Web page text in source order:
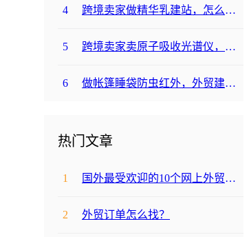
4 跨境卖家做精华乳建站，怎么选合适提升转化？
5 跨境卖家卖原子吸收光谱仪，选哪个建站平台合适？
6 做帐篷睡袋防虫红外，外贸建站平台哪个合适？
热门文章
1 国外最受欢迎的10个网上外贸购物网站
2 外贸订单怎么找？